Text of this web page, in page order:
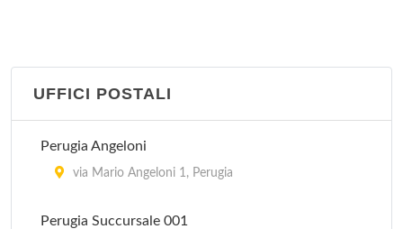
IAT
IAT
UFFICI POSTALI
Perugia Angeloni
via Mario Angeloni 1, Perugia
Perugia Succursale 001